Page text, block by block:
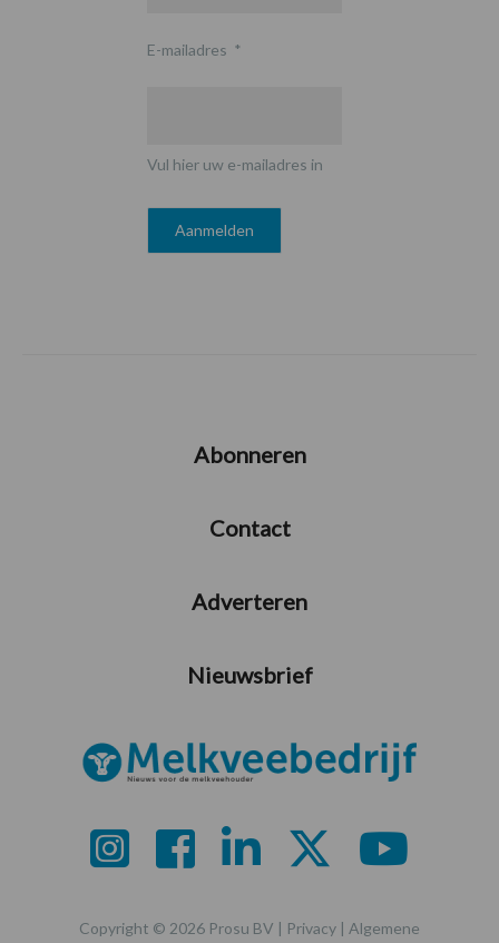
E-mailadres *
Vul hier uw e-mailadres in
Abonneren
Contact
Adverteren
Nieuwsbrief
Copyright © 2026 Prosu BV | Privacy | Algemene